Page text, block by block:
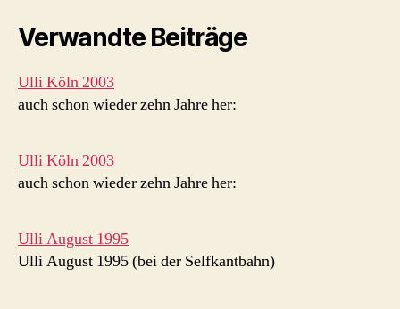
Verwandte Beiträge
Ulli Köln 2003
auch schon wieder zehn Jahre her:
Ulli Köln 2003
auch schon wieder zehn Jahre her:
Ulli August 1995
Ulli August 1995 (bei der Selfkantbahn)